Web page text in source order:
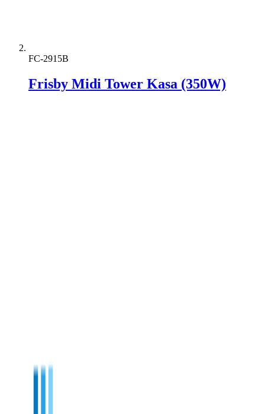
FC-2915B
Frisby Midi Tower Kasa (350W)